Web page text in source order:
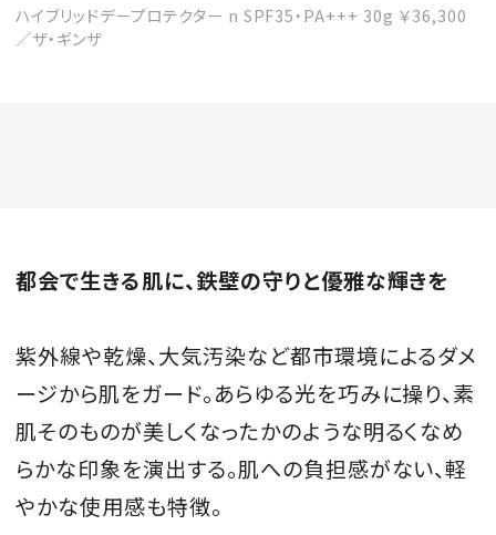
ハイブリッドデープロテクター n SPF35・PA+++ 30g ￥36,300
／ザ・ギンザ
都会で生きる肌に、鉄壁の守りと優雅な輝きを
紫外線や乾燥、大気汚染など都市環境によるダメ
ージから肌をガード。あらゆる光を巧みに操り、素
肌そのものが美しくなったかのような明るくなめ
らかな印象を演出する。肌への負担感がない、軽
やかな使用感も特徴。